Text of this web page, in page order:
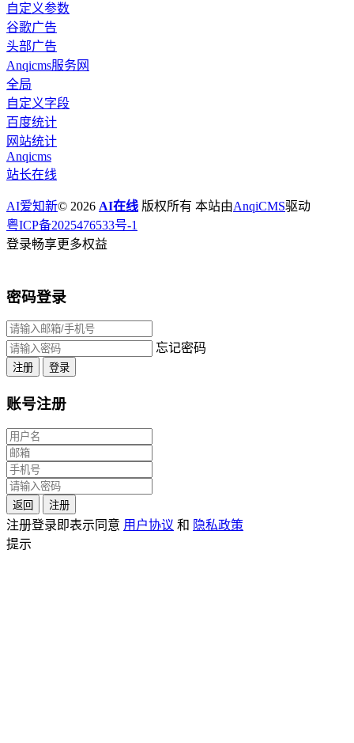
自定义参数
谷歌广告
头部广告
Anqicms服务网
全局
自定义字段
百度统计
网站统计
Anqicms
站长在线
AI爱知新© 2026 AI在线 版权所有 本站由AnqiCMS驱动
粤ICP备2025476533号-1
登录畅享更多权益
密码登录
忘记密码
注册 登录
账号注册
返回 注册
注册登录即表示同意 用户协议 和 隐私政策
提示